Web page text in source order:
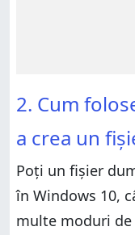
2. Cum
a crea un
Poți un fișier
în Windows 10,
multe moduri de